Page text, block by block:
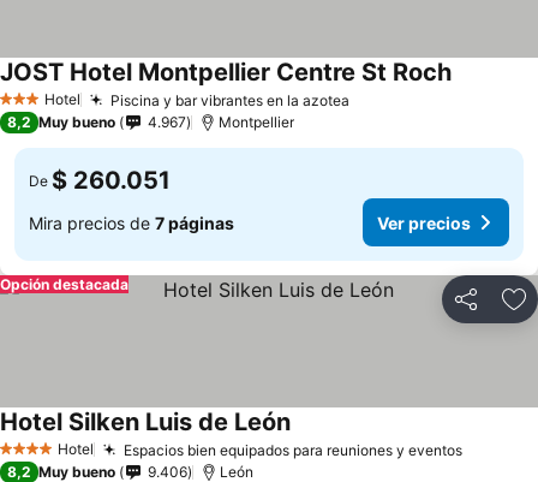
3 Estrellas
Hotel Piscina y bar vibrantes en la azotea
JOST Hotel Montpellier Centre St RochVer
8,2 Muy bueno 4.967 Montpellier
De $ 260.051
Mira precios de 7 páginas Ver precios
Compartir
Opción destacada
4 EstrellasHotel Espacios bien equipados para reuniones y eventosVer
Hotel Silken Luis de LeónVer precios
8,2 Muy bueno 9.406 León